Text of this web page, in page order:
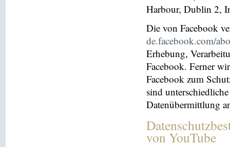
Harbour, Dublin 2,
Die von Facebook
de.facebook.com/
Erhebung,
Facebook. Ferner
Facebook zum
sind
Datenübermittlung
von YouTube